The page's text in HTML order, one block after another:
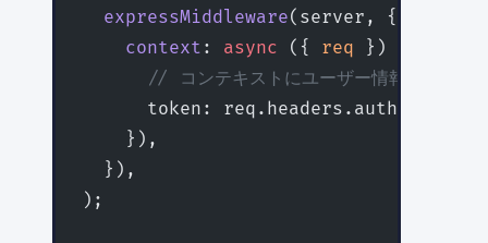
  expressMiddleware
(server, {
    context
: async ({ req })
// コンテキストにユーザー情報などを追
token:
    }),
  }),
);